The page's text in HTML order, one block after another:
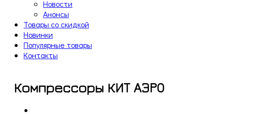
Новости
Анонсы
Товары со скидкой
Новинки
Популярные товары
Контакты
Компрессоры КИТ АЭРО